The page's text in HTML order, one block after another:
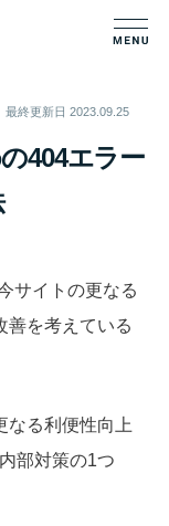
最終更新日 2023.09.25
404エラー
サイトの更なる
善を考えている
なる利便性向上
部対策の1つ